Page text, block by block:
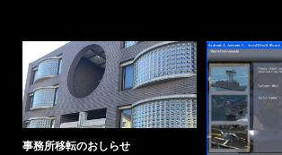
事務所移転のおしらせ